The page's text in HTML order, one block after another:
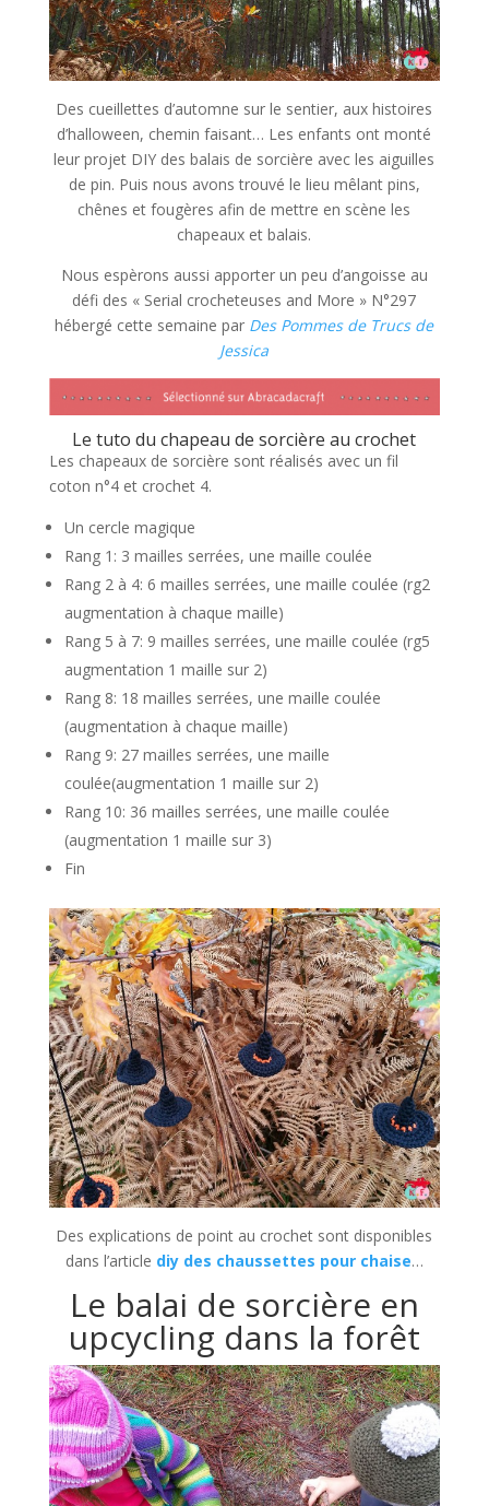
Des cueillettes d’automne sur le sentier, aux histoires
d’halloween, chemin faisant… Les enfants ont monté
leur projet DIY des balais de sorcière avec les aiguilles
de pin. Puis nous avons trouvé le lieu mêlant pins,
chênes et fougères afin de mettre en scène les
chapeaux et balais.
Nous espèrons aussi apporter un peu d’angoisse au
défi des « Serial crocheteuses and More » N°297
hébergé cette semaine par Des Pommes de Trucs de
Jessica
Le tuto du chapeau de sorcière au crochet
Les chapeaux de sorcière sont réalisés avec un fil
coton n°4 et crochet 4.
Un cercle magique
Rang 1: 3 mailles serrées, une maille coulée
Rang 2 à 4: 6 mailles serrées, une maille coulée (rg2
augmentation à chaque maille)
Rang 5 à 7: 9 mailles serrées, une maille coulée (rg5
augmentation 1 maille sur 2)
Rang 8: 18 mailles serrées, une maille coulée
(augmentation à chaque maille)
Rang 9: 27 mailles serrées, une maille
coulée(augmentation 1 maille sur 2)
Rang 10: 36 mailles serrées, une maille coulée
(augmentation 1 maille sur 3)
Fin
Des explications de point au crochet sont disponibles
dans l’article diy des chaussettes pour chaise…
Le balai de sorcière en
upcycling dans la forêt